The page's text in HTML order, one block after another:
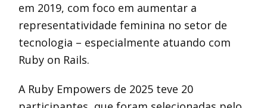
em 2019, com foco em aumentar a
representatividade feminina no setor de
tecnologia – especialmente atuando com
Ruby on Rails.
A Ruby Empowers de 2025 teve 20